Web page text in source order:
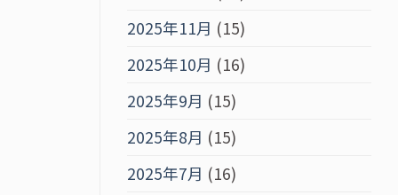
2025年11月 (15)
2025年10月 (16)
2025年9月 (15)
2025年8月 (15)
2025年7月 (16)